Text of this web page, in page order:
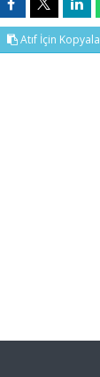
Atıf İçin Kopyala